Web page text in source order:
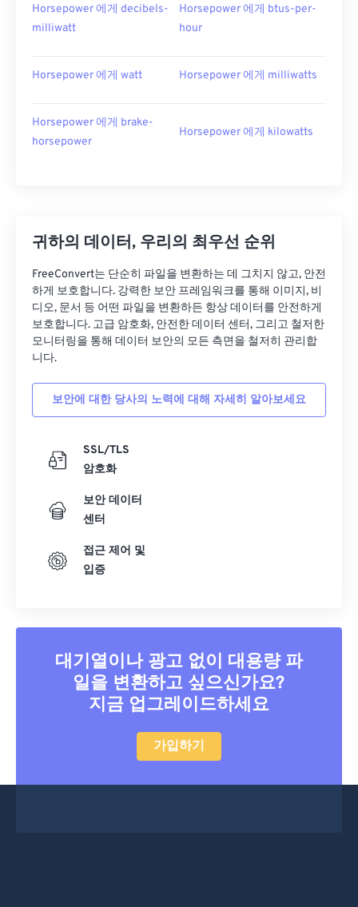
Horsepower 에게 decibels-
milliwatt
Horsepower 에게 btus-per-
hour
Horsepower 에게 watt Horsepower 에게 milliwatts
Horsepower 에게 brake-
horsepower
Horsepower 에게 kilowatts
귀하의 데이터, 우리의 최우선 순위
FreeConvert는 단순히 파일을 변환하는 데 그치지 않고, 안전
하게 보호합니다. 강력한 보안 프레임워크를 통해 이미지, 비
디오, 문서 등 어떤 파일을 변환하든 항상 데이터를 안전하게
보호합니다. 고급 암호화, 안전한 데이터 센터, 그리고 철저한
모니터링을 통해 데이터 보안의 모든 측면을 철저히 관리합
니다.
보안에 대한 당사의 노력에 대해 자세히 알아보세요
SSL/TLS
암호화
보안 데이터
센터
접근 제어 및
입증
대기열이나 광고 없이 대용량 파
일을 변환하고 싶으신가요?
지금 업그레이드하세요
가입하기